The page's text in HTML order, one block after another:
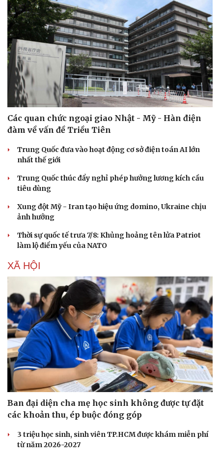
Thể thao
Lịch thi đấu bóng đá
Thế giới thể thao
Ô tô - Xe máy
Xe máy
Các quan chức ngoại giao Nhật - Mỹ - Hàn điện
đàm về vấn đề Triều Tiên
Trung Quốc đưa vào hoạt động cơ sở điện toán AI lớn
nhất thế giới
Trung Quốc thúc đẩy nghỉ phép hưởng lương kích cầu
tiêu dùng
Xung đột Mỹ - Iran tạo hiệu ứng domino, Ukraine chịu
ảnh hưởng
Thời sự quốc tế trưa 7/8: Khủng hoảng tên lửa Patriot
làm lộ điểm yếu của NATO
XÃ HỘI
Ban đại diện cha mẹ học sinh không được tự đặt
các khoản thu, ép buộc đóng góp
3 triệu học sinh, sinh viên TP.HCM được khám miễn phí
từ năm 2026-2027